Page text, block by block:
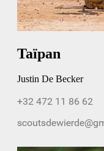
Taïpan
Justin De Becker